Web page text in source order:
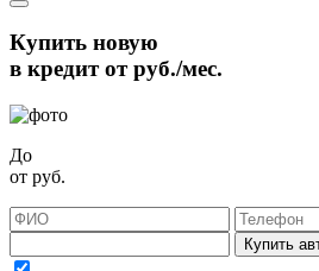
Купить новую
в кредит отруб./мес.
До
от руб.